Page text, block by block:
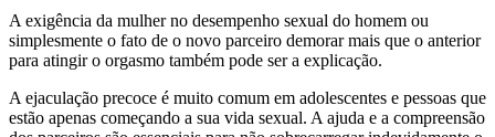
A exigência da mulher no desempenho sexual do homem ou
simplesmente o fato de o novo parceiro demorar mais que o anterior
para atingir o orgasmo também pode ser a explicação.
A ejaculação precoce é muito comum em adolescentes e pessoas que
estão apenas começando a sua vida sexual. A ajuda e a compreensão